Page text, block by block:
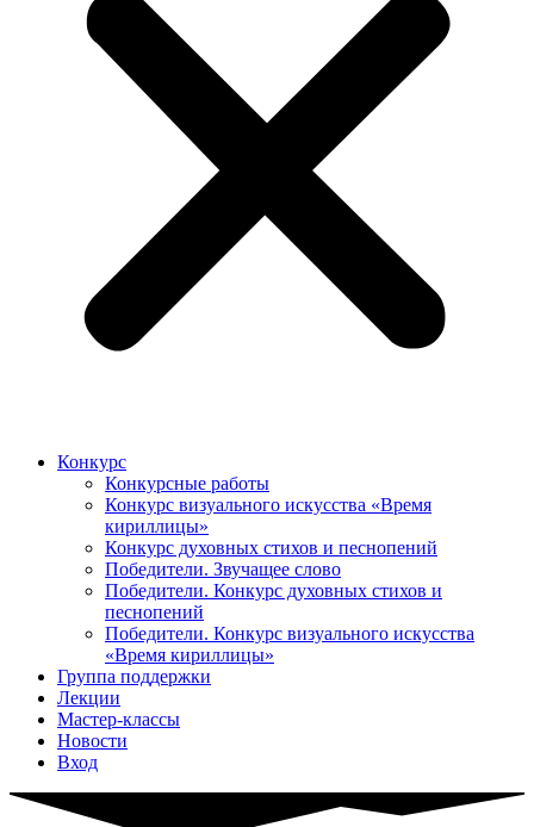
Конкурс
Конкурсные работы
Конкурс визуального искусства «Время
кириллицы»
Конкурс духовных стихов и песнопений
Победители. Звучащее слово
Победители. Конкурс духовных стихов и
песнопений
Победители. Конкурс визуального искусства
«Время кириллицы»
Группа поддержки
Лекции
Мастер-классы
Новости
Вход